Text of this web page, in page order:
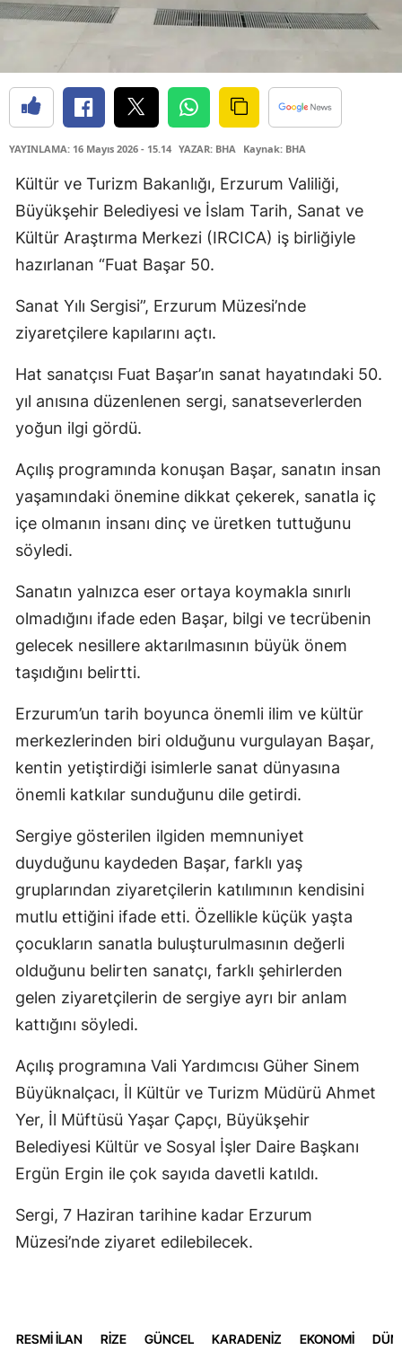
YAYINLAMA: 16 Mayıs 2026 - 15.14 YAZAR: BHA Kaynak: BHA
Kültür ve Turizm Bakanlığı, Erzurum Valiliği,
Büyükşehir Belediyesi ve İslam Tarih, Sanat ve
Kültür Araştırma Merkezi (IRCICA) iş birliğiyle
hazırlanan “Fuat Başar 50.
Sanat Yılı Sergisi”, Erzurum Müzesi’nde
ziyaretçilere kapılarını açtı.
Hat sanatçısı Fuat Başar’ın sanat hayatındaki 50.
yıl anısına düzenlenen sergi, sanatseverlerden
yoğun ilgi gördü.
Açılış programında konuşan Başar, sanatın insan
yaşamındaki önemine dikkat çekerek, sanatla iç
içe olmanın insanı dinç ve üretken tuttuğunu
söyledi.
Sanatın yalnızca eser ortaya koymakla sınırlı
olmadığını ifade eden Başar, bilgi ve tecrübenin
gelecek nesillere aktarılmasının büyük önem
taşıdığını belirtti.
Erzurum’un tarih boyunca önemli ilim ve kültür
merkezlerinden biri olduğunu vurgulayan Başar,
kentin yetiştirdiği isimlerle sanat dünyasına
önemli katkılar sunduğunu dile getirdi.
Sergiye gösterilen ilgiden memnuniyet
duyduğunu kaydeden Başar, farklı yaş
gruplarından ziyaretçilerin katılımının kendisini
mutlu ettiğini ifade etti. Özellikle küçük yaşta
çocukların sanatla buluşturulmasının değerli
olduğunu belirten sanatçı, farklı şehirlerden
gelen ziyaretçilerin de sergiye ayrı bir anlam
kattığını söyledi.
Açılış programına Vali Yardımcısı Güher Sinem
Büyüknalçacı, İl Kültür ve Turizm Müdürü Ahmet
Yer, İl Müftüsü Yaşar Çapçı, Büyükşehir
Belediyesi Kültür ve Sosyal İşler Daire Başkanı
Ergün Ergin ile çok sayıda davetli katıldı.
Sergi, 7 Haziran tarihine kadar Erzurum
Müzesi’nde ziyaret edilebilecek.
RESMİ İLAN RİZE GÜNCEL KARADENİZ EKONOMİ